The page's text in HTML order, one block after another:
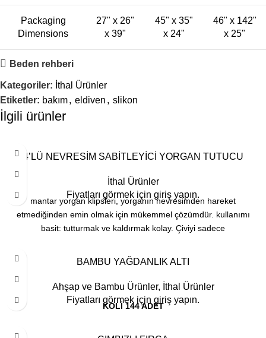
Packaging
Dimensions
27" x 26"
x 39"
45" x 35"
x 24"
46" x 142"
x 25"
Beden rehberi
Kategoriler: İthal Ürünler
Etiketler: bakım, eldiven , slikon
İlgili ürünler
4’LÜ NEVRESİM SABİTLEYİCİ YORGAN TUTUCU
İthal Ürünler
Fiyatları görmek için giriş yapın.
mantar yorgan klipsleri, yorganın nevresimden hareket
etmediğinden emin olmak için mükemmel çözümdür. kullanımı
basit: tutturmak ve kaldırmak kolay. Çiviyi sadece
BAMBU YAĞDANLIK ALTI
Ahşap ve Bambu Ürünler, İthal Ürünler
Fiyatları görmek için giriş yapın.
KOLİ 144 ADET